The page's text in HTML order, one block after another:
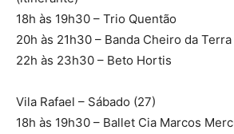
18h às 19h30 – Trio Quentão
20h às 21h30 – Banda Cheiro da Terra
22h às 23h30 – Beto Hortis
Vila Rafael – Sábado (27)
18h às 19h30 – Ballet Cia Marcos